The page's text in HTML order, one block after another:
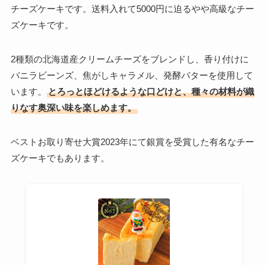
チーズケーキです。送料入れて5000円に迫るやや高級なチー
ズケーキです。
2種類の北海道産クリームチーズをブレンドし、香り付けに
バニラビーンズ、焦がしキャラメル、発酵バターを使用して
います。
とろっとほどけるような口どけと、種々の材料が織
りなす奥深い味を楽しめます。
ベストお取り寄せ大賞2023年にて銀賞を受賞した有名なチー
ズケーキでもあります。